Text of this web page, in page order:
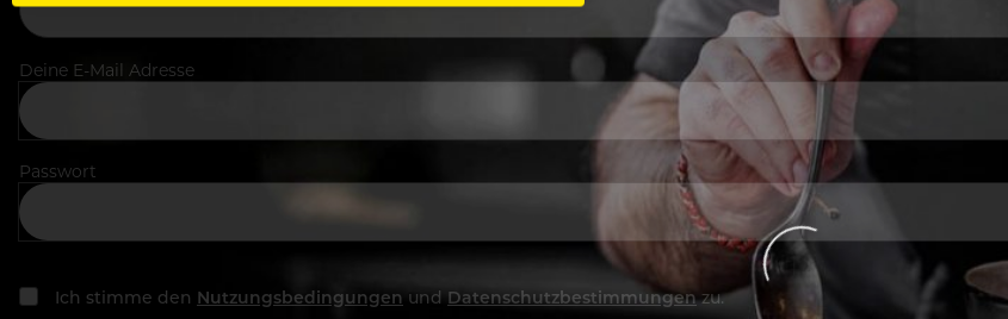
Deine E-Mail Adresse
Passwort
Ich stimme den Nutzungsbedingungen und Datenschutzbestimmungenzu.